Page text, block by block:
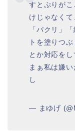
すとぷりが
けじゃなく
「パクリ」
トを塗りつ
とか対応をし
まぁ私は嫌
し
— まゆげ